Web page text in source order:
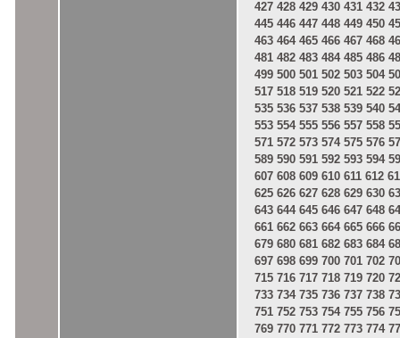
427 428 429 430 431 432
445 446 447 448 449 450
463 464 465 466 467 468
481 482 483 484 485 486
499 500 501 502 503 504
517 518 519 520 521 522
535 536 537 538 539 540
553 554 555 556 557 558
571 572 573 574 575 576
589 590 591 592 593 594
607 608 609 610 611 612
625 626 627 628 629 630
643 644 645 646 647 648
661 662 663 664 665 666
679 680 681 682 683 684
697 698 699 700 701 702
715 716 717 718 719 720
733 734 735 736 737 738
751 752 753 754 755 756
769 770 771 772 773 774